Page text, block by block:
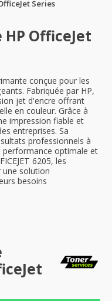
Series
OfficeJet
conçue pour les
Fabriquée par HP,
jet d'encre offrant
en couleur. Grâce à
impression fiable et
entreprises. Sa
professionnels à
performance optimale et
6205, les
solution
besoins